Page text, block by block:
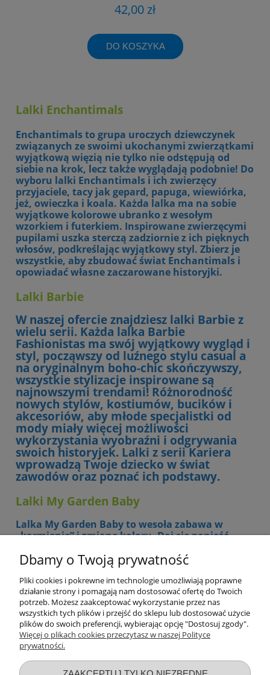
42,00 zł
DO KOSZYKA
Lalki Enchantimals
Enchantimals to grupa uroczych dziewczynek
związanych ze swoimi ukochanymi zwierzątkami
wyjątkową więzią nie tylko nie odstępują od
siebie na krok, lecz także wyglądają podobnie! Do
wyboru lalki Enchantimals i ich zwierzęcy
przyjaciele, tacy jak gepard, papuga, wiewiórka,
jeż, owieczka i koala. Każda lalka ma na sobie
wyjątkowe kolorowe ubranko z wesołym
wzorkiem i futerkiem. Inspirowane zwierzęcymi
pupilami uszka sterczą zadziornie z ich pięknych
włosów, podkreślając wyjątkowy styl. Zbierz je
wszystkie, aby zbudować świat Enchantimals i
opowiadać własne zaczarowane historyjki.
Lalki Barbie
W naszej ofercie znajdziesz lalki Barbie z
wielu serii. Każda lalka Barbie
Fashionistas ma swój wyjątkowy wygląd i
styl, począwszy od luźnego stylu casual a
na oryginalnym boho-chic skończywszy,
wszystkie stylizacje inspirowane są
najnowszymi trendami! Różnorodność
nowych stylów, kostiumów, bucików i
akcesoriów, aby młode specjalistki od
mody miały więcej możliwości
wykorzystania wyobraźni i odgrywania
swoich historyjek. Lalki z serii Kariera
wprowadzą Twoje dziecko w świat
zawodów oraz poznać ich podstawy.
Lalki My Garden Baby
Lalka My Garden Baby to wesoła zabawa w
„karmienie” i zmianę koloru. Daj się ponieść
ma urocze skrzydełka, śliczny wygląd i słodki
zapach malin. „Nakarm” bobaska za pomocą
kubeczka i łyżeczki – użyj zimnej wody, aby
aktywować funkcję zmiany koloru akcesoriów.
Lalka ma na sobie urocze zdejmowane śpioszki z
kolorowym nadrukiem, aby zabawa była jeszcze
bardziej wyjątkowa.
Dbamy o Twoją prywatność
Pliki cookies i pokrewne im technologie umożliwiają poprawne
działanie strony i pomagają nam dostosować ofertę do Twoich
potrzeb. Możesz zaakceptować wykorzystanie przez nas
wszystkich tych plików i przejść do sklepu lub dostosować użycie
plików do swoich preferencji, wybierając opcję "Dostosuj zgody".
Więcej o plikach cookies przeczytasz w naszej Polityce
prywatności.